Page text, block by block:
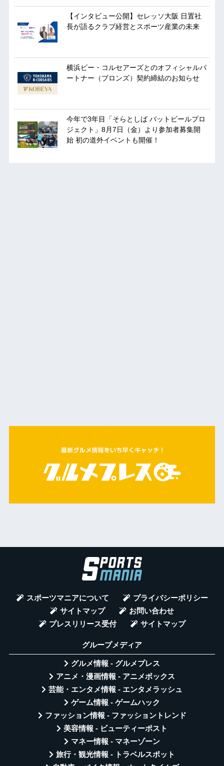
【インタビュー公開】セレッソ大阪 日置社
長が語るクラブ経営とスポーツ産業の未来
横浜ビー・コルセアーズとのオフィシャルパ
ートナー（ブロンズ）契約締結のお知らせ
今年で3年目「そらとしば バットビールプロ
ジェクト」8月7日（金）より参加者募集開
始 初の道外イベントも開催！
スポーツマニアについて
プライバシーポリシー
サイトマップ
お問い合わせ
プレスリリース受付
サイトマップ
グループメディア
グルメ情報 - グルメプレス
アニメ・漫画情報 - アニメボックス
芸能・エンタメ情報 - エンタメラッシュ
ゲーム情報 - ゲームハック
ファッション情報 - ファッショントレンド
美容情報 - ビューティーポスト
マネー情報 - マネーゾーン
旅行・観光情報 - トラベルスポット